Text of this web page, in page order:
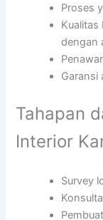
Proses
Kualitas
dengan
Garansi
Tahapan
Interior
Survey